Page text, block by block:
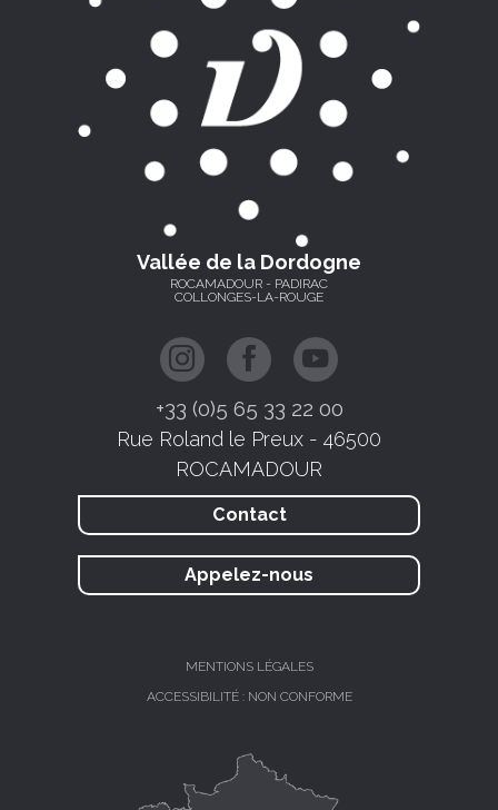
Vallée de la Dordogne
ROCAMADOUR - PADIRAC
COLLONGES-LA-ROUGE
+33 (0)5 65 33 22 00
Rue Roland le Preux - 46500
ROCAMADOUR
Contact
Appelez-nous
MENTIONS LÉGALES
ACCESSIBILITÉ : NON CONFORME